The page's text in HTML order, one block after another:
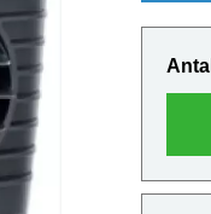
Antall